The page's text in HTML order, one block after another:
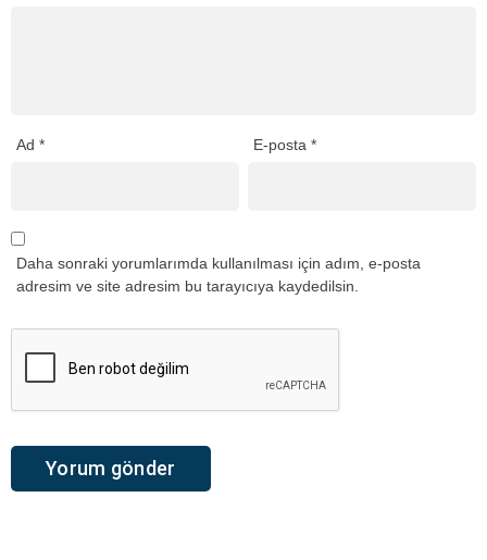
Ad * E-posta*
Daha sonraki yorumlarımda kullanılması için adım, e-posta
adresim ve site adresim bu tarayıcıya kaydedilsin.